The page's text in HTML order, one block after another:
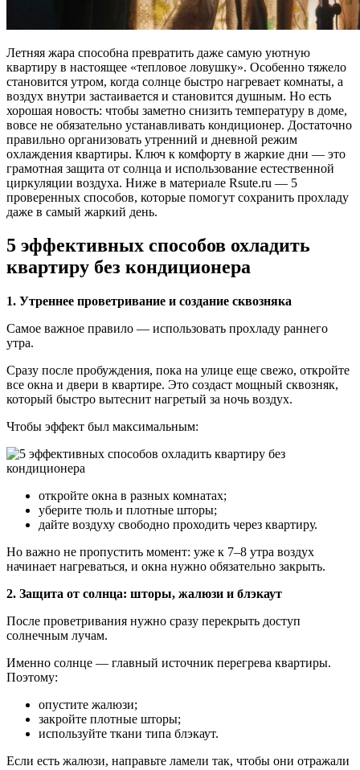
Летняя жара способна превратить даже самую уютную
квартиру в настоящее «тепловое ловушку». Особенно тяжело
становится утром, когда солнце быстро нагревает комнаты, а
воздух внутри застаивается и становится душным. Но есть
хорошая новость: чтобы заметно снизить температуру в доме,
вовсе не обязательно устанавливать кондиционер. Достаточно
правильно организовать утренний и дневной режим
охлаждения квартиры. Ключ к комфорту в жаркие дни — это
грамотная защита от солнца и использование естественной
циркуляции воздуха. Ниже в материале Rsute.ru — 5
проверенных способов, которые помогут сохранить прохладу
даже в самый жаркий день.
5 эффективных способов охладить
квартиру без кондиционера
1. Утреннее проветривание и создание сквозняка
Самое важное правило — использовать прохладу раннего
утра.
Сразу после пробуждения, пока на улице еще свежо, откройте
все окна и двери в квартире. Это создаст мощный сквозняк,
который быстро вытеснит нагретый за ночь воздух.
Чтобы эффект был максимальным:
откройте окна в разных комнатах;
уберите тюль и плотные шторы;
дайте воздуху свободно проходить через квартиру.
Но важно не пропустить момент: уже к 7–8 утра воздух
начинает нагреваться, и окна нужно обязательно закрыть.
2. Защита от солнца: шторы, жалюзи и блэкаут
После проветривания нужно сразу перекрыть доступ
солнечным лучам.
Именно солнце — главный источник перегрева квартиры.
Поэтому:
опустите жалюзи;
закройте плотные шторы;
используйте ткани типа блэкаут.
Если есть жалюзи, направьте ламели так, чтобы они отражали